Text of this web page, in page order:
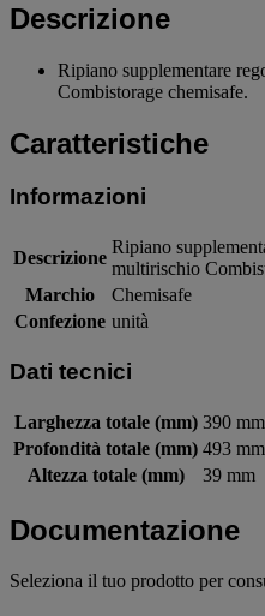
Descrizione
Ripiano supplementare
Combistorage chemisafe.
Caratteristiche
Informazioni
Descrizione
Ripiano
multirischio
Marchio
Chemisafe
Confezione unità
Dati tecnici
Larghezza totale (mm) 390 mm
Profondità totale (mm) 493 mm
Altezza totale (mm)
39 mm
Documentazione
Seleziona il tuo prodotto per